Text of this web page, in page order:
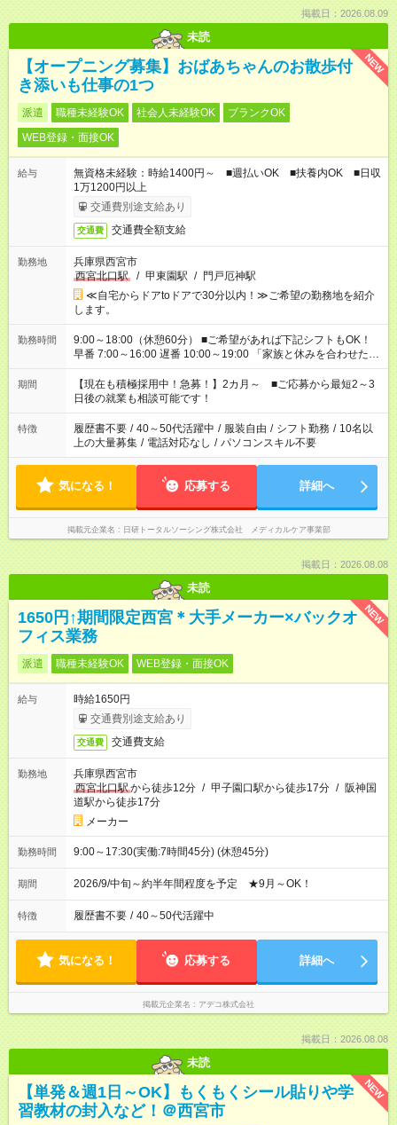
掲載日：2026.08.09
未読
NEW
【オープニング募集】おばあちゃんのお散歩付
き添いも仕事の1つ
派遣 職種未経験OK 社会人未経験OK
ブランクOK
WEB登録・面接OK
給与
無資格未経験：時給1400円～ ■週払いOK ■扶養内OK ■日収
1万1200円以上
交通費別途支給あり
交通費 交通費全額支給
勤務地
兵庫県西宮市
西宮北口駅
/ 甲東園駅 / 門戸厄神駅
≪自宅からドアtoドアで30分以内！≫ご希望の勤務地を紹介
します。
勤務時間
9:00～18:00（休憩60分） ■ご希望があれば下記シフトもOK！
早番 7:00～16:00 遅番 10:00～19:00 「家族と休みを合わせた
い」 「余裕を持って夕飯の準備がしたい」 「できれば残業はし
たくない」 など、ご希望を教えてくださいね。 ※Wワーク希望
の方へ 今ご覧のお仕事で希望する勤務時間と、もう1つのお仕事
の勤務時間。 合計で週40時間を超える場合は応募できません。
期間
【現在も積極採用中！急募！】2カ月～ ■ご応募から最短2～3
日後の就業も相談可能です！
特徴 履歴書不要 / 40～50代活躍中 / 服装自由 / シフト勤務 / 10名以
上の大量募集 / 電話対応なし / パソコンスキル不要
気になる！ 応募する 詳細へ
掲載元企業名 日研トータルソーシング株式会社 メディカルケア事業部
掲載日：2026.08.08
未読
NEW
1650円↑期間限定西宮＊大手メーカー×バックオ
フィス業務
派遣 職種未経験OK WEB登録・面接OK
給与
時給1650円
交通費別途支給あり
交通費 交通費支給
勤務地
兵庫県西宮市
西宮北口駅から徒歩12分 / 甲子園口駅から徒歩17分 / 阪神国
道駅から徒歩17分
メーカー
勤務時間 9:00～17:30(実働:7時間45分) (休憩45分)
期間 2026/9/中旬～約半年間程度を予定 ★9月～OK！
特徴 履歴書不要 / 40～50代活躍中
気になる！ 応募する 詳細へ
掲載元企業名 アデコ株式会社
掲載日：2026.08.08
未読
NEW
【単発＆週1日～OK】もくもくシール貼りや学
習教材の封入など！＠西宮市